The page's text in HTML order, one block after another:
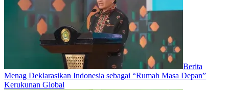
Berita
Menag Deklarasikan Indonesia sebagai “Rumah Masa Depan”
Kerukunan Global